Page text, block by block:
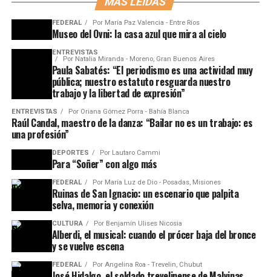
FEDERAL Por María Paz Valencia - Entre Ríos
Museo del Ovni: la casa azul que mira al cielo
ENTREVISTAS
Por Natalia Miranda - Moreno, Gran Buenos Aires
Paula Sabatés: “El periodismo es una actividad muy
pública; nuestro estatuto resguarda nuestro
trabajo y la libertad de expresión”
ENTREVISTAS Por Oriana Gómez Porra - Bahía Blanca
Raúl Candal, maestro de la danza: “Bailar no es un trabajo: es
una profesión”
DEPORTES Por Lautaro Cammi
Para “Soñer” con algo más
FEDERAL Por María Luz de Dio - Posadas, Misiones
Ruinas de San Ignacio: un escenario que palpita
selva, memoria y conexión
CULTURA Por Benjamín Ulises Nicosia
Alberdi, el musical: cuando el prócer baja del bronce
y se vuelve escena
FEDERAL Por Angelina Roa - Trevelin, Chubut